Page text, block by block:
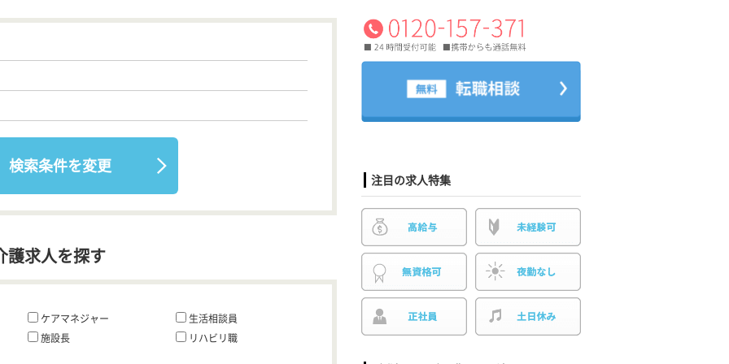
検索条件を変更
護求人を探す
ケアマネジャー
生活相談員
施設長
リハビリ職
注目の求人特集